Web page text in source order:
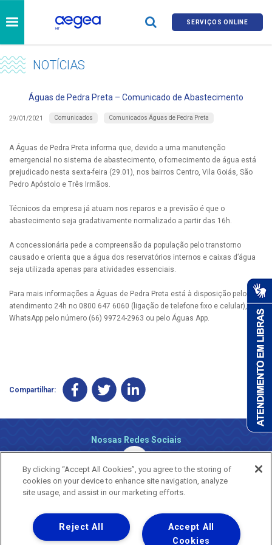
SERVIÇOS ONLINE
NOTÍCIAS
Águas de Pedra Preta – Comunicado de Abastecimento
29/01/2021 Comunicados Comunicados Águas de Pedra Preta
A Águas de Pedra Preta informa que, devido a uma manutenção
emergencial no sistema de abastecimento, o fornecimento de água está
prejudicado nesta sexta-feira (29.01), nos bairros Centro, Vila Goiás, São
Pedro Apóstolo e Três Irmãos.
Técnicos da empresa já atuam nos reparos e a previsão é que o
abastecimento seja gradativamente normalizado a partir das 16h.
A concessionária pede a compreensão da população pelo transtorno
causado e orienta que a água dos reservatórios internos e caixas d’água
seja utilizada apenas para atividades essenciais.
Para mais informações a Águas de Pedra Preta está à disposição pelo
atendimento 24h no 0800 647 6060 (ligação de telefone fixo e celular), via
WhatsApp pelo número (66) 99724-2963 ou pelo Águas App.
Compartilhar:
Nossas Redes Sociais
Uma empresa
Copyright ® 2026 - Todos os Direitos Reservados.
By clicking “Accept All Cookies”, you agree to the storing of
cookies on your device to enhance site navigation, analyze
site usage, and assist in our marketing efforts.
Accept All
Cookies
Reject All